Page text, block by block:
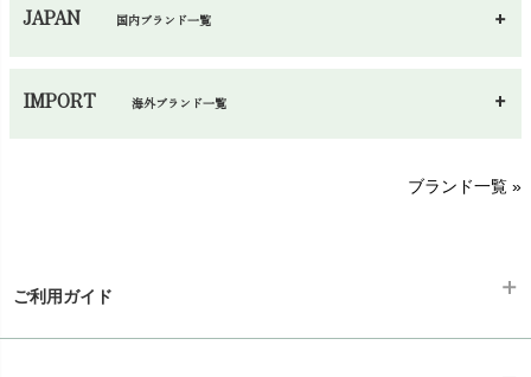
JAPAN 国内ブランド一覧
生活アートクラブ
IMPORT海外ブランド一覧
kidscase（キッズケース）
LITTLE INDIANS（リトルインディアンズ）
ブランド一覧 »
ご利用ガイド